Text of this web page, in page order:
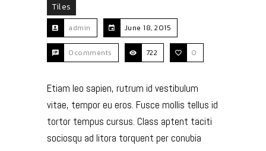
Tiles
admin June 18, 2015
0comments 722 0
Etiam leo sapien, rutrum id vestibulum
vitae, tempor eu eros. Fusce mollis tellus id
tortor tempus cursus. Class aptent taciti
sociosqu ad litora torquent per conubia